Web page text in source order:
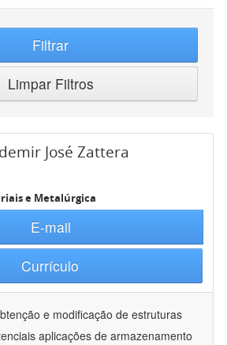
Filtrar
Limpar Filtros
José Zattera
e Metalúrgica
E-mail
Currículo
e modificação de estruturas
aplicações de armazenamento